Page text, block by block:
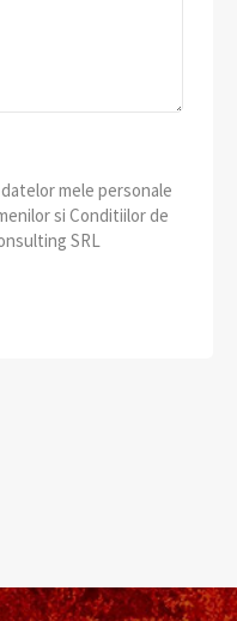
mele personale
si Conditiilor de
SRL